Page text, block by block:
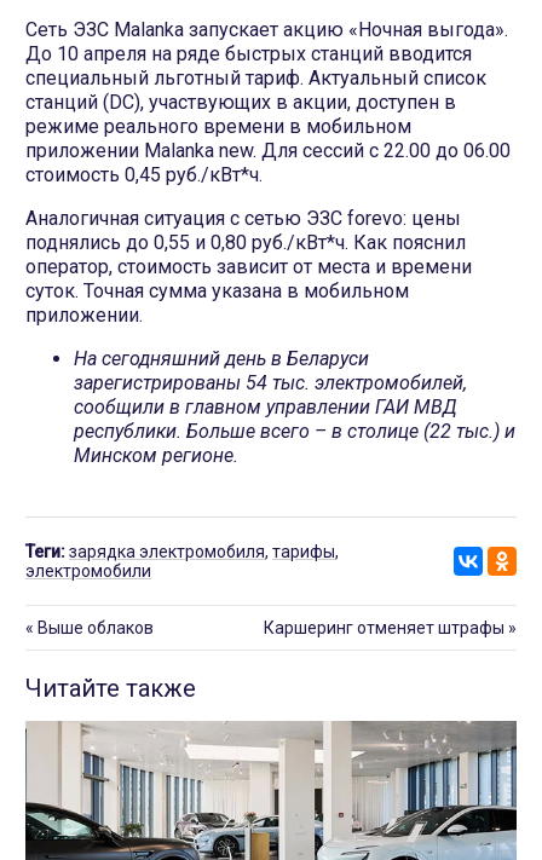
Сеть ЭЗС Malanka запускает акцию «Ночная выгода».
До 10 апреля на ряде быстрых станций вводится
специальный льготный тариф. Актуальный список
станций (DC), участвующих в акции, доступен в
режиме реального времени в мобильном
приложении Malanka new. Для сессий с 22.00 до 06.00
стоимость 0,45 руб./кВт*ч.
Аналогичная ситуация с сетью ЭЗС forevo: цены
поднялись до 0,55 и 0,80 руб./кВт*ч. Как пояснил
оператор, стоимость зависит от места и времени
суток. Точная сумма указана в мобильном
приложении.
На сегодняшний день в Беларуси
зарегистрированы 54 тыс. электромобилей,
сообщили в главном управлении ГАИ МВД
республики. Больше всего – в столице (22 тыс.) и
Минском регионе.
Теги:зарядка электромобиля, тарифы,
электромобили
« Выше облаков Каршеринг отменяет штрафы »
Читайте также